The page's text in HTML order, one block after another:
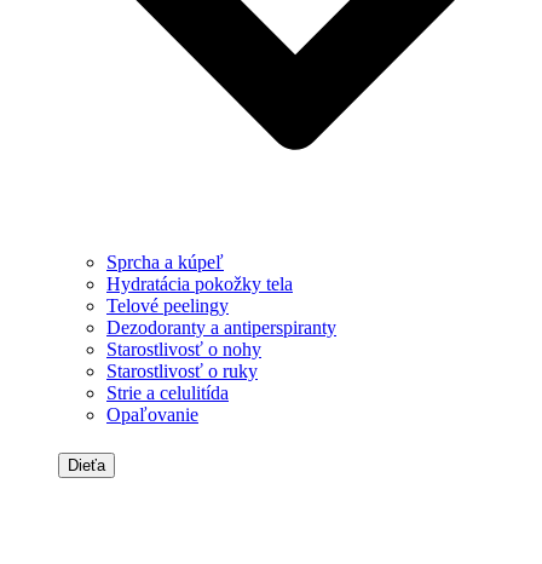
Sprcha a kúpeľ
Hydratácia pokožky tela
Telové peelingy
Dezodoranty a antiperspiranty
Starostlivosť o nohy
Starostlivosť o ruky
Strie a celulitída
Opaľovanie
Dieťa